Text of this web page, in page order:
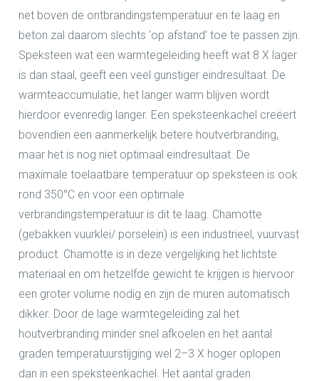
net boven de ontbrandingstemperatuur en te laag en
beton zal daarom slechts ‘op afstand’ toe te passen zijn.
Speksteen wat een warmtegeleiding heeft wat 8 X lager
is dan staal, geeft een veel gunstiger eindresultaat. De
warmteaccumulatie, het langer warm blijven wordt
hierdoor evenredig langer. Een speksteenkachel creëert
bovendien een aanmerkelijk betere houtverbranding,
maar het is nog niet optimaal eindresultaat. De
maximale toelaatbare temperatuur op speksteen is ook
rond 350°C en voor een optimale
verbrandingstemperatuur is dit te laag. Chamotte
(gebakken vuurklei/ porselein) is een industrieel, vuurvast
product. Chamotte is in deze vergelijking het lichtste
materiaal en om hetzelfde gewicht te krijgen is hiervoor
een groter volume nodig en zijn de muren automatisch
dikker. Door de lage warmtegeleiding zal het
houtverbranding minder snel afkoelen en het aantal
graden temperatuurstijging wel 2–3 X hoger oplopen
dan in een speksteenkachel. Het aantal graden